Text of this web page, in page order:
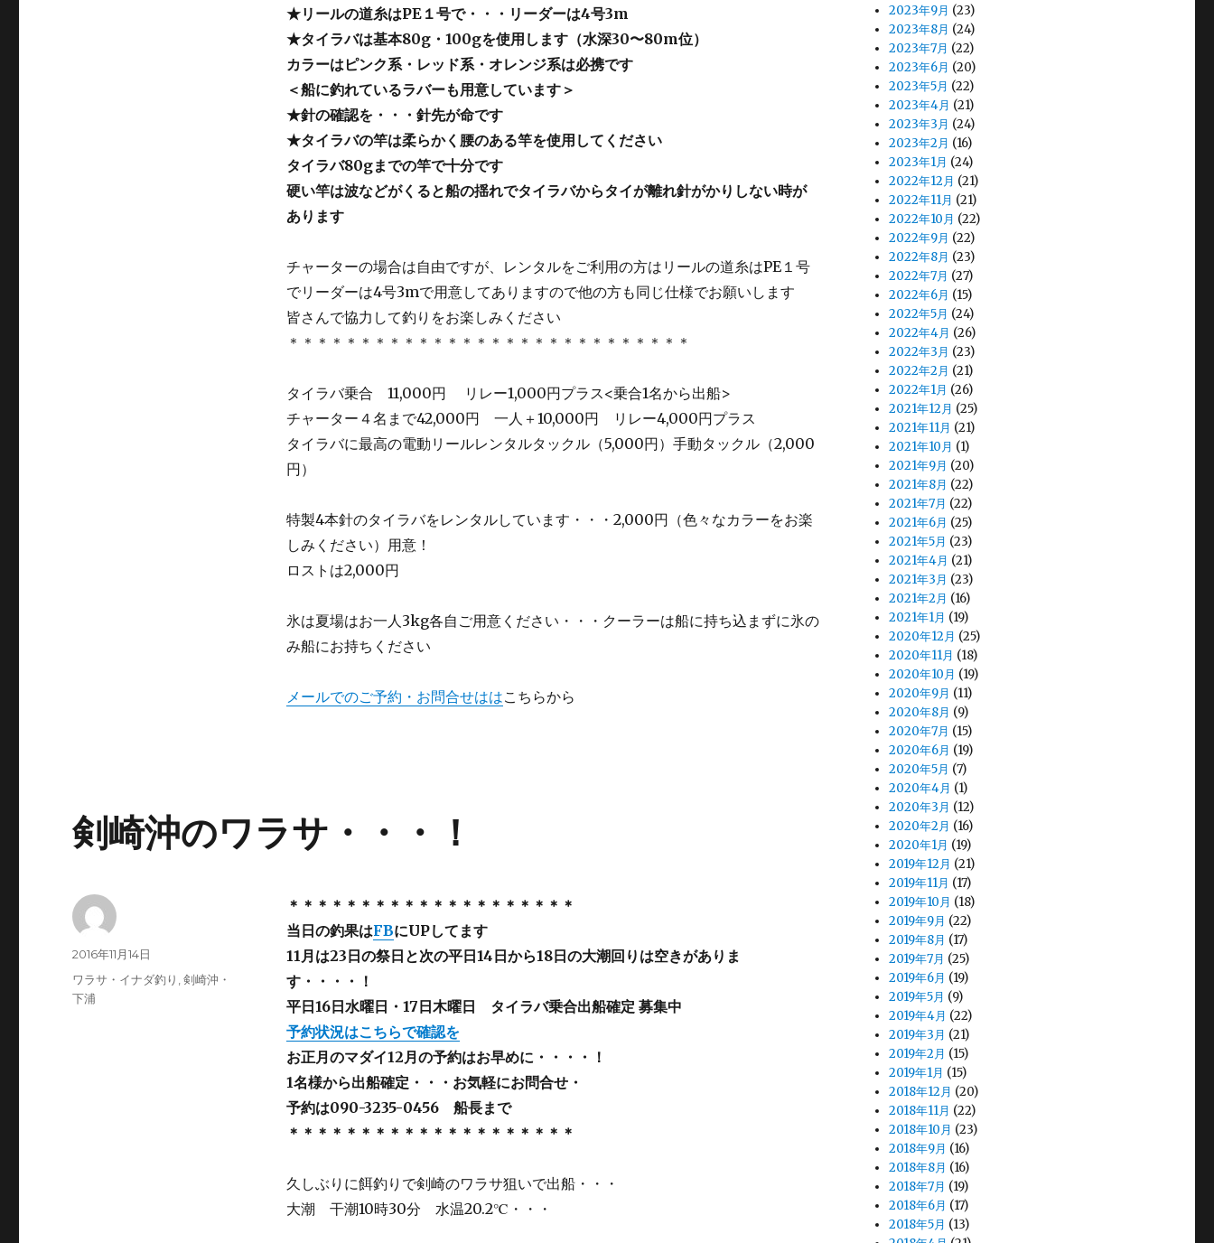
★リールの道糸はPE１号で・・・リーダーは4号3m
★タイラバは基本80g・100gを使用します（水深30〜80m位）
カラーはピンク系・レッド系・オレンジ系は必携です
＜船に釣れているラバーも用意しています＞
★針の確認を・・・針先が命です
★タイラバの竿は柔らかく腰のある竿を使用してください
タイラバ80gまでの竿で十分です
硬い竿は波などがくると船の揺れでタイラバからタイが離れ針がかりしない時が
あります
チャーターの場合は自由ですが、レンタルをご利用の方はリールの道糸はPE１号
でリーダーは4号3mで用意してありますので他の方も同じ仕様でお願いします
皆さんで協力して釣りをお楽しみください
＊＊＊＊＊＊＊＊＊＊＊＊＊＊＊＊＊＊＊＊＊＊＊＊＊＊＊＊
タイラバ乗合 11,000円 リレー1,000円プラス<乗合1名から出船>
チャーター４名まで42,000円 一人＋10,000円 リレー4,000円プラス
タイラバに最高の電動リールレンタルタックル（5,000円）手動タックル（2,000
円）
特製4本針のタイラバをレンタルしています・・・2,000円（色々なカラーをお楽
しみください）用意！
ロストは2,000円
氷は夏場はお一人3kg各自ご用意ください・・・クーラーは船に持ち込まずに氷の
み船にお持ちください
メールでのご予約・お問合せははこちらから
剣崎沖のワラサ・・・！
＊＊＊＊＊＊＊＊＊＊＊＊＊＊＊＊＊＊＊＊
当日の釣果はFBにUPしてます
11月は23日の祭日と次の平日14日から18日の大潮回りは空きがありま
す・・・・！
平日16日水曜日・17日木曜日 タイラバ乗合出船確定 募集中
予約状況はこちらで確認を
お正月のマダイ12月の予約はお早めに・・・・！
1名様から出船確定・・・お気軽にお問合せ・
予約は090-3235-0456 船長まで
＊＊＊＊＊＊＊＊＊＊＊＊＊＊＊＊＊＊＊＊
久しぶりに餌釣りで剣崎のワラサ狙いで出船・・・
大潮 干潮10時30分 水温20.2℃・・・
投
者
投
日:
2016年11月14日
カ
テ
ワラサ・イナダ釣り ,剣崎沖・
下浦
2023年9月 (23)
2023年8月 (24)
2023年7月 (22)
2023年6月 (20)
2023年5月 (22)
2023年4月 (21)
2023年3月 (24)
2023年2月 (16)
2023年1月 (24)
2022年12月 (21)
2022年11月 (21)
2022年10月 (22)
2022年9月 (22)
2022年8月 (23)
2022年7月 (27)
2022年6月 (15)
2022年5月 (24)
2022年4月 (26)
2022年3月 (23)
2022年2月 (21)
2022年1月 (26)
2021年12月 (25)
2021年11月 (21)
2021年10月 (1)
2021年9月 (20)
2021年8月 (22)
2021年7月 (22)
2021年6月 (25)
2021年5月 (23)
2021年4月 (21)
2021年3月 (23)
2021年2月 (16)
2021年1月 (19)
2020年12月 (25)
2020年11月 (18)
2020年10月 (19)
2020年9月 (11)
2020年8月 (9)
2020年7月 (15)
2020年6月 (19)
2020年5月 (7)
2020年4月 (1)
2020年3月 (12)
2020年2月 (16)
2020年1月 (19)
2019年12月 (21)
2019年11月 (17)
2019年10月 (18)
2019年9月 (22)
2019年8月 (17)
2019年7月 (25)
2019年6月 (19)
2019年5月 (9)
2019年4月 (22)
2019年3月 (21)
2019年2月 (15)
2019年1月 (15)
2018年12月 (20)
2018年11月 (22)
2018年10月 (23)
2018年9月 (16)
2018年8月 (16)
2018年7月 (19)
2018年6月 (17)
2018年5月 (13)